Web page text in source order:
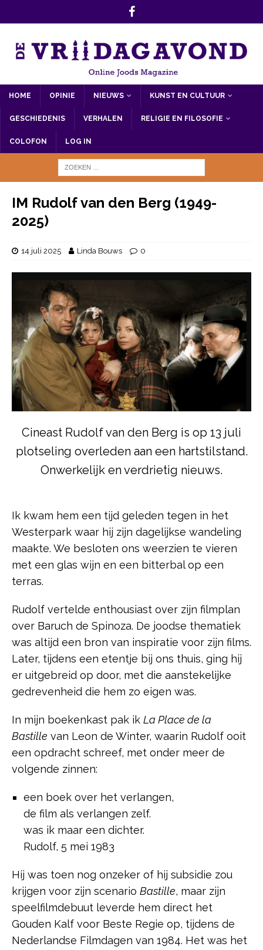
HOME OPINIE NIEUWS KUNST EN CULTUUR
GESCHIEDENIS VERHALEN RELIGIE EN FILOSOFIE
COLOFON LOG IN
IM Rudolf van den Berg (1949-
2025)
14 juli 2025 Linda Bouws 0
Cineast Rudolf van den Berg is op 13 juli
plotseling overleden aan een hartstilstand.
Onwerkelijk en verdrietig nieuws.
Ik kwam hem een tijd geleden tegen in het
Westerpark waar hij zijn dagelijkse wandeling
maakte. We besloten ons weerzien te vieren
met een glas wijn en een bitterbal op een
terras.
Rudolf vertelde enthousiast over zijn filmplan
over Baruch de Spinoza. De joodse thematiek
was altijd een bron van inspiratie voor zijn films.
Later, tijdens een etentje bij ons thuis, ging hij
er uitgebreid op door, met die aanstekelijke
gedrevenheid die hem zo eigen was.
In mijn boekenkast pak ik La Place de la
Bastille van Leon de Winter, waarin Rudolf ooit
een opdracht schreef, met onder meer de
volgende zinnen:
een boek over het verlangen,
de film als verlangen zelf.
was ik maar een dichter.
Rudolf, 5 mei 1983
Hij was toen nog onzeker of hij subsidie zou
krijgen voor zijn scenario Bastille, maar zijn
speelfilmdebuut leverde hem direct het
Gouden Kalf voor Beste Regie op, tijdens de
Nederlandse Filmdagen van 1984. Het was het